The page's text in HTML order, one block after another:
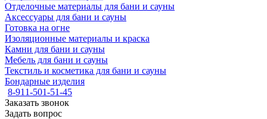
Отделочные материалы для бани и сауны
Аксессуары для бани и сауны
Готовка на огне
Изоляционные материалы и краска
Камни для бани и сауны
Мебель для бани и сауны
Текстиль и косметика для бани и сауны
Бондарные изделия
8-911-501-51-45
Заказать звонок
Задать вопрос